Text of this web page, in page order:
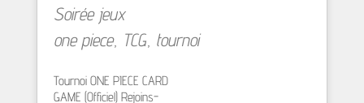
Soirée jeux
one piece, TCG, tournoi
Tournoi ONE PIECE CARD
GAME (Officiel) Rejoins-